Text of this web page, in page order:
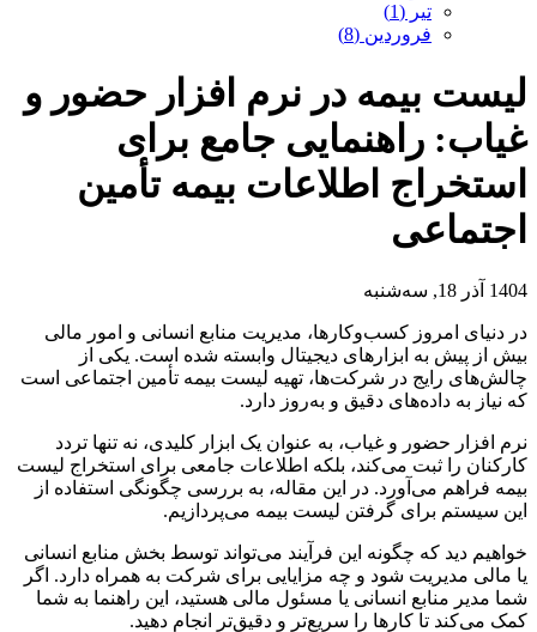
تیر (1)
فروردین (8)
لیست بیمه در نرم افزار حضور و
غیاب: راهنمایی جامع برای
استخراج اطلاعات بیمه تأمین
اجتماعی
1404 آذر 18, سه‌شنبه
در دنیای امروز کسب‌وکارها، مدیریت منابع انسانی و امور مالی
بیش از پیش به ابزارهای دیجیتال وابسته شده است. یکی از
چالش‌های رایج در شرکت‌ها، تهیه لیست بیمه تأمین اجتماعی است
که نیاز به داده‌های دقیق و به‌روز دارد.
نرم افزار حضور و غیاب، به عنوان یک ابزار کلیدی، نه تنها تردد
کارکنان را ثبت می‌کند، بلکه اطلاعات جامعی برای استخراج لیست
بیمه فراهم می‌آورد. در این مقاله، به بررسی چگونگی استفاده از
این سیستم برای گرفتن لیست بیمه می‌پردازیم.
خواهیم دید که چگونه این فرآیند می‌تواند توسط بخش منابع انسانی
یا مالی مدیریت شود و چه مزایایی برای شرکت به همراه دارد. اگر
شما مدیر منابع انسانی یا مسئول مالی هستید، این راهنما به شما
کمک می‌کند تا کارها را سریع‌تر و دقیق‌تر انجام دهید.